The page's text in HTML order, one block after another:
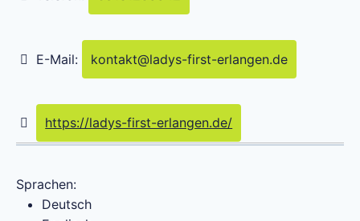
E-Mail: kontakt@ladys-first-erlangen.de
https://ladys-first-erlangen.de/
Sprachen:
Deutsch